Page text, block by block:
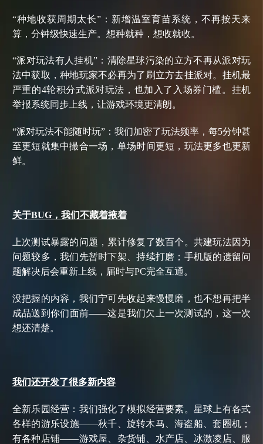
“种地收获周期太长”：新增温室育苗系统，不再按天来
算，分钟级快速生产。想种就种，想收就收。
“派对玩法有人挂机”：清除星球污染的立方不再从派对玩
法中获取，种地玩家不必再为了刷立方去挂派对。挂机最
严重的4轮积分式派对玩法，也加入了入场券门槛。挂机
举报系统同步上线，让游戏环境更清朗。
“派对玩法不能随时玩”：我们加密了玩法频率，每5分钟甚
至更短就集中撮合一场，单场时间更短，玩法更多也更新
鲜。
关于BUG，我们不藏着掖着
上次测试暴露的问题，累计修复了数百个。共建玩法因为
问题较多，我们先暂时下架、持续打磨；手机版的遗留问
题解决后会重新上线，届时与PC完全互通。
没把握的内容，我们宁可先收起来慢慢磨，也不想再把半
成品送到你们面前——这是我们欠上一次测试的，这一次
想还清楚。
我们还开发了很多新内容
全新乐园经营：我们强化了模拟经营要素。星球上有各式
各样的游乐设施——秋千、旋转木马、海盗船、套圈机；
有各种店铺——游戏屋、杂货铺、水产店、冰激凌店、服